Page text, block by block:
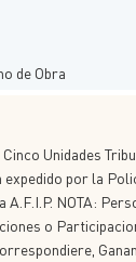
de Obra
Unidades
por la
A.F.I.P. NOTA:
o